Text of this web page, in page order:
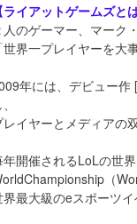
ライアットゲームズとは
人のゲーマー、マーク
世界一プレイヤーを大
年には、デビュー作
レイヤーとメディアの
年開催されるLoLの世
（
界最大級のeスポーツ